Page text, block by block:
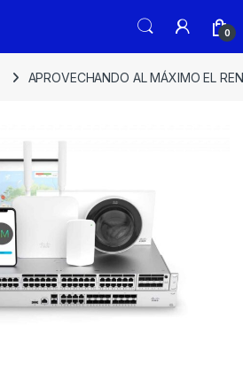
0
APROVECHANDO AL MÁXIMO EL